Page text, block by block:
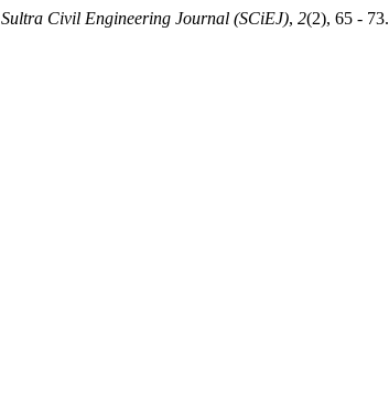
Sultra Civil Engineering Journal (SCiEJ), 2(2), 65 - 73.